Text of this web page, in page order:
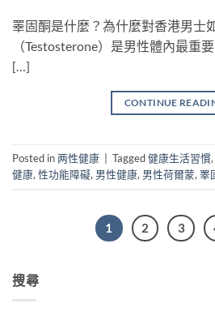
睪固酮是什麼？為什麼對香港男士
（Testosterone）是男性體內最重
[…]
CONTINUE
Posted in两性健康 Tagged健康生活習慣,
健康, 性功能障礙, 男性健康, 男性荷爾蒙, 睪
1 2 3
搜尋